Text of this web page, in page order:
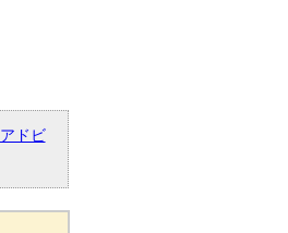
アドビ